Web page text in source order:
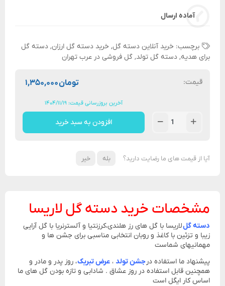
آماده ارسال
برچسب: خرید آنلاین دسته گل, خرید دسته گل ارزان, دسته گل
برای هدیه, دسته گل تولد, گل فروشی در عرب تهران
قیمت: ۱,۳۵۰,۰۰۰تومان
آخرین بروزرسانی قیمت: ۱۴۰۴/۱۱/۱۹
افزودن به سبد خرید
آیا از قیمت های ما رضایت دارید؟ بله خیر
مشخصات خرید دسته گل لاریسا
دسته گللاریسا با گل های رز هلندی،کرزنتیا و آلسترنریا با گل آرایی
زیبا و تزئین با کاغذ و روبان انتخابی مناسبی برای جشن ها و
مهمانیهای شماست
پیشنهاد ما استفاده درجشن تولد ، عرض تبریک، روز پدر و مادر و
همچنین قابل استفاده در روز عشاق . شادابی و تازه بودن گل های ما
اساس کار ایگل است